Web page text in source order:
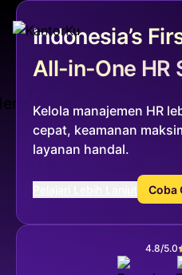
Indonesia’s
All-in-One HR
Kelola manajemen HR
cepat, keamanan
layanan handal.
Coba
4.8/5.0